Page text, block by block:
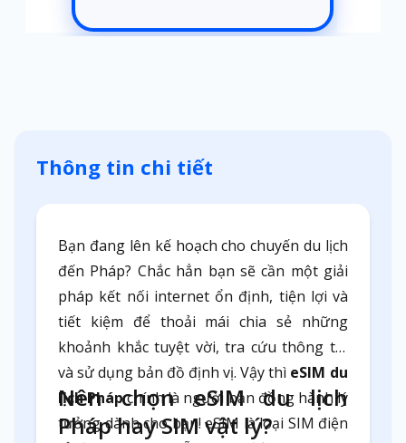
Thông tin chi tiết
Bạn đang lên kế hoạch cho chuyến du lịch
đến Pháp? Chắc hẳn bạn sẽ cần một giải
pháp kết nối internet ổn định, tiện lợi và
tiết kiệm để thoải mái chia sẻ những
khoảnh khắc tuyệt vời, tra cứu thông tin
và sử dụng bản đồ định vị. Vậy thì eSIM du
lịch Phápchính là người bạn đồng hành lý
tưởng dành cho bạn! eSIM là loại SIM điện
Nên chọn eSIM du lịch
Pháp hay SIM vật lý?